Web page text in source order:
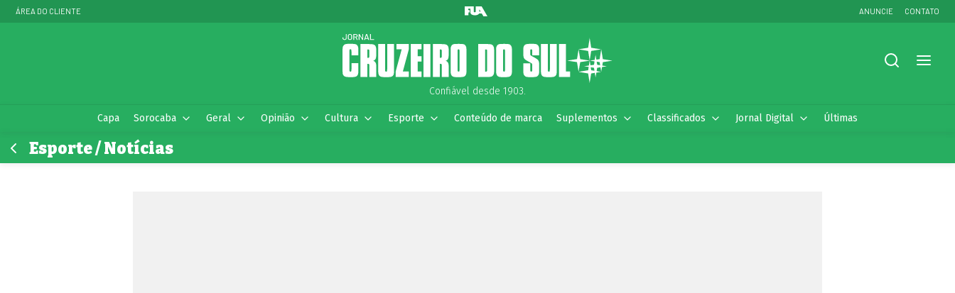
ÁREA DO CLIENTE ANUNCIE CONTATO
Confiável desde 1903.
Capa Sorocaba Geral Opinião Cultura Esporte Conteúdo de marca Suplementos Classificados Jornal Digital Últimas
Esporte / Notícias